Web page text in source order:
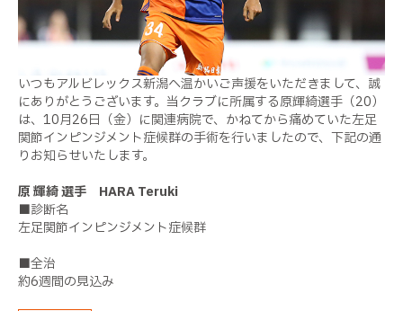
いつもアルビレックス新潟へ温かいご声援をいただきまして、誠
にありがとうございます。当クラブに所属する原輝綺選手（20）
は、10月26日（金）に関連病院で、かねてから痛めていた左足
関節インピンジメント症候群の手術を行いましたので、下記の通
りお知らせいたします。
原 輝綺 選手 HARA Teruki
■診断名
左足関節インピンジメント症候群
■全治
約6週間の見込み